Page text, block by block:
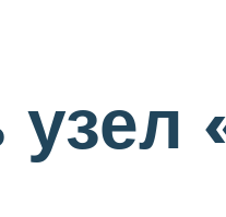
узел